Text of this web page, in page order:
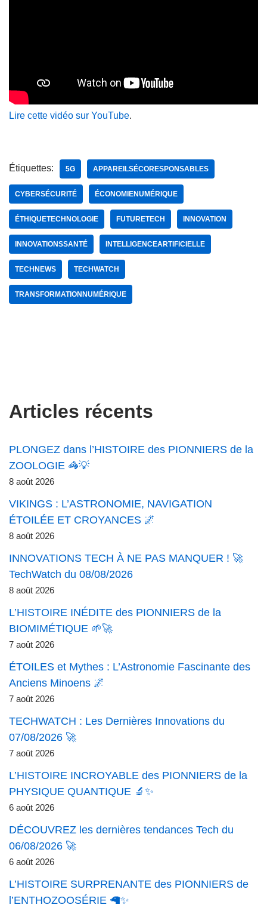
Lire cette vidéo sur YouTube.
Étiquettes: 5G APPAREILSÉCORESPONSABLES
CYBERSÉCURITÉ ÉCONOMIENUMÉRIQUE
ÉTHIQUETECHNOLOGIE FUTURETECH INNOVATION
INNOVATIONSSANTÉ INTELLIGENCEARTIFICIELLE
TECHNEWS TECHWATCH
TRANSFORMATIONNUMÉRIQUE
Articles récents
PLONGEZ dans l’HISTOIRE des PIONNIERS de la
ZOOLOGIE 🦓💡
8 août 2026
VIKINGS : L’ASTRONOMIE, NAVIGATION
ÉTOILÉE ET CROYANCES 🌌
8 août 2026
INNOVATIONS TECH À NE PAS MANQUER ! 🚀
TechWatch du 08/08/2026
8 août 2026
L’HISTOIRE INÉDITE des PIONNIERS de la
BIOMIMÉTIQUE 🌱🚀
7 août 2026
ÉTOILES et Mythes : L’Astronomie Fascinante des
Anciens Minoens 🌌
7 août 2026
TECHWATCH : Les Dernières Innovations du
07/08/2026 🚀
7 août 2026
L’HISTOIRE INCROYABLE des PIONNIERS de la
PHYSIQUE QUANTIQUE 🔬✨
6 août 2026
DÉCOUVREZ les dernières tendances Tech du
06/08/2026 🚀
6 août 2026
L’HISTOIRE SURPRENANTE des PIONNIERS de
l’ENTHOZOOSÉRIE 🦙✨